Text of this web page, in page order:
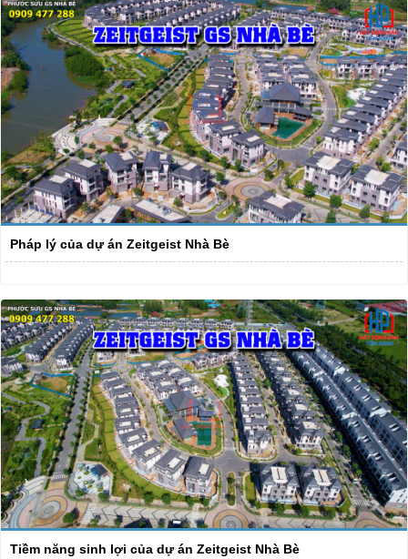
Pháp lý của dự án Zeitgeist Nhà Bè
Tiềm năng sinh lợi của dự án Zeitgeist Nhà Bè